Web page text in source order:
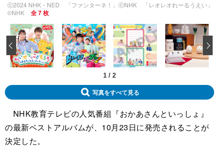
ⓒ2024 NHK・NED 「ファンターネ！」ⓒNHK 「レオレオれーるうえい」
©NHK
全 7 枚
1 / 2
‹
写真をすべて見る
NHK教育テレビの人気番組『おかあさんといっしょ』
の最新ベストアルバムが、10月23日に発売されることが
決定した。